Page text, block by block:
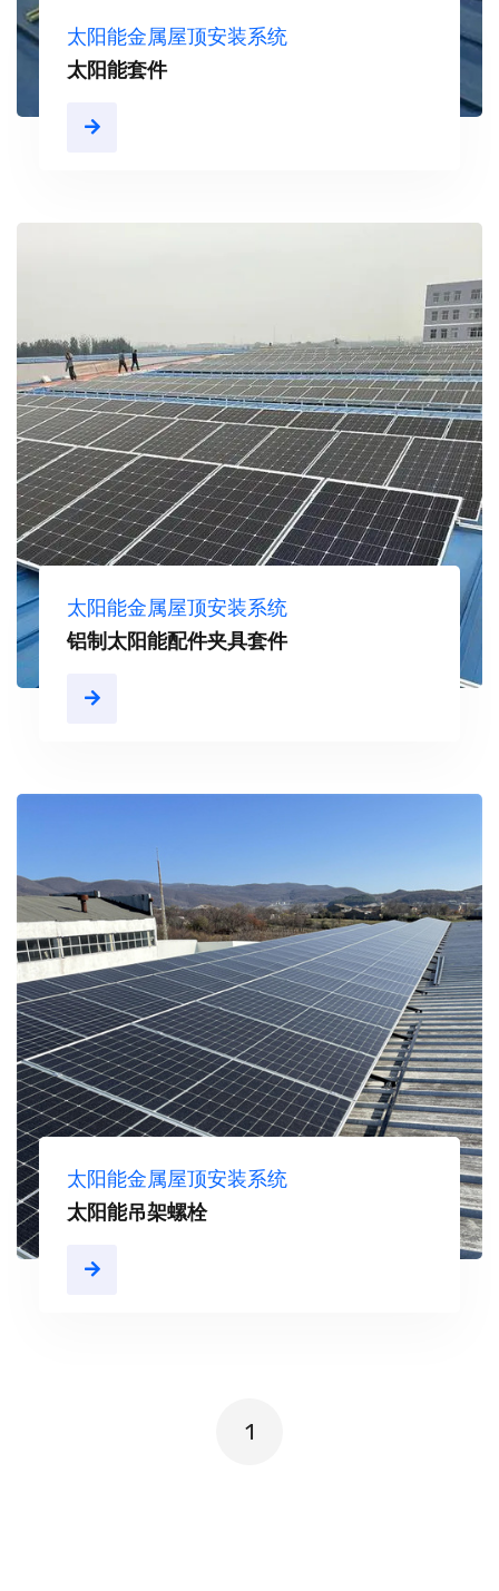
太阳能金属屋顶安装系统
太阳能套件
太阳能金属屋顶安装系统
铝制太阳能配件夹具套件
太阳能金属屋顶安装系统
太阳能吊架螺栓
1